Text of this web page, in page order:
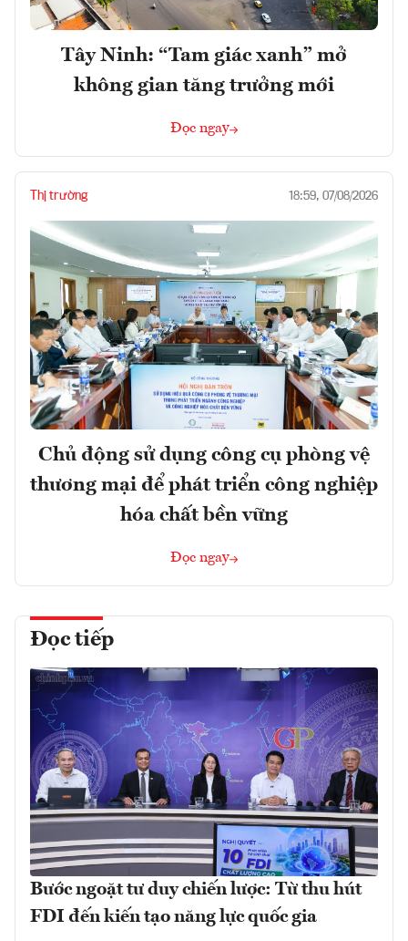
Tây Ninh: “Tam giác xanh” mở
không gian tăng trưởng mới
Đọc ngay
Thị trường 18:59, 07/08/2026
Chủ động sử dụng công cụ phòng vệ
thương mại để phát triển công nghiệp
hóa chất bền vững
Đọc ngay
Đọc tiếp
Bước ngoặt tư duy chiến lược: Từ thu hút
FDI đến kiến tạo năng lực quốc gia